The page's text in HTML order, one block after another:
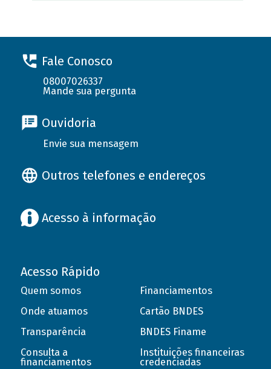
Fale Conosco
08007026337
Mande sua pergunta
Ouvidoria
Envie sua mensagem
Outros telefones e endereços
Acesso à informação
Acesso Rápido
Quem somos
Onde atuamos
Transparência
Consulta a
financiamentos
Financiamentos
Cartão BNDES
BNDES Finame
Instituições financeiras
credenciadas